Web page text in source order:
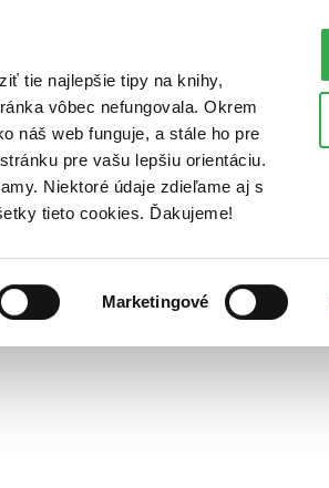
tie najlepšie tipy na knihy,
vôbec nefungovala. Okrem
náš web funguje, a stále ho pre
pre vašu lepšiu orientáciu.
Niektoré údaje zdieľame aj s
tieto cookies. Ďakujeme!
Marketingové